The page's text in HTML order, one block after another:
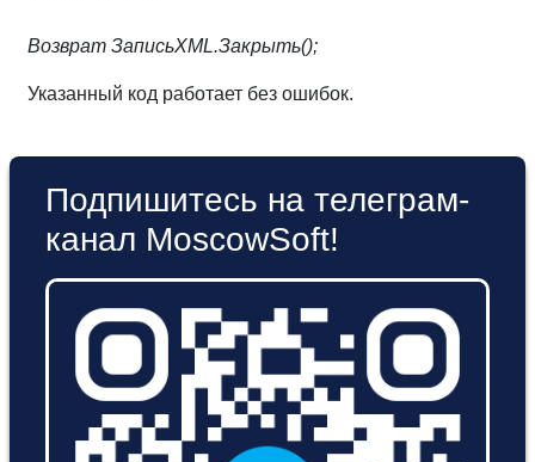
Возврат ЗаписьXML.Закрыть();
Указанный код работает без ошибок.
Подпишитесь на телеграм-
канал MoscowSoft!